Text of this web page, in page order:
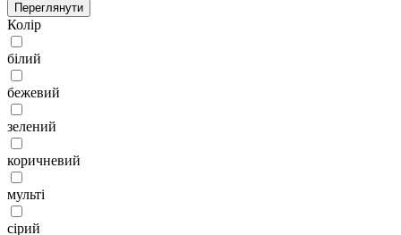
Переглянути
Колір
білий
бежевий
зелений
коричневий
мульті
сірий